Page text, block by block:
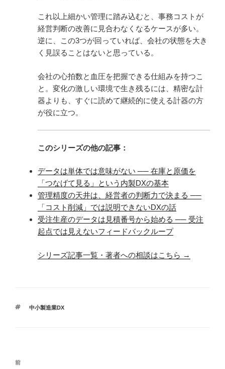
これ以上細かい管理に踏み込むと、事務コストが
経営判断の改善に見合わなくなるケースが多い。
逆に、この3つが回っていれば、会社の状態を大き
く見誤ることはないと思っている。
会社の心拍数と血圧を把握できる仕組みを持つこ
と。変化の激しい環境で生き残るには、精密な計
器よりも、すぐに読めて継続的に使える計器の方
が役に立つ。
このシリーズの他の記事：
データは単体では意味がない ── 在庫と原価を
「つなげて見る」という内製DXの基本
管理精度の天井は、経営者の判断力で決まる ──
「コスト削減」では説明できないDXの話
受注生産のデータは見積番号から始める ── 受注
起点では見えないフィードバックループ
シリーズ記事一覧・著者への相談はこちら →
タ
中小製造業DX
投
前
前